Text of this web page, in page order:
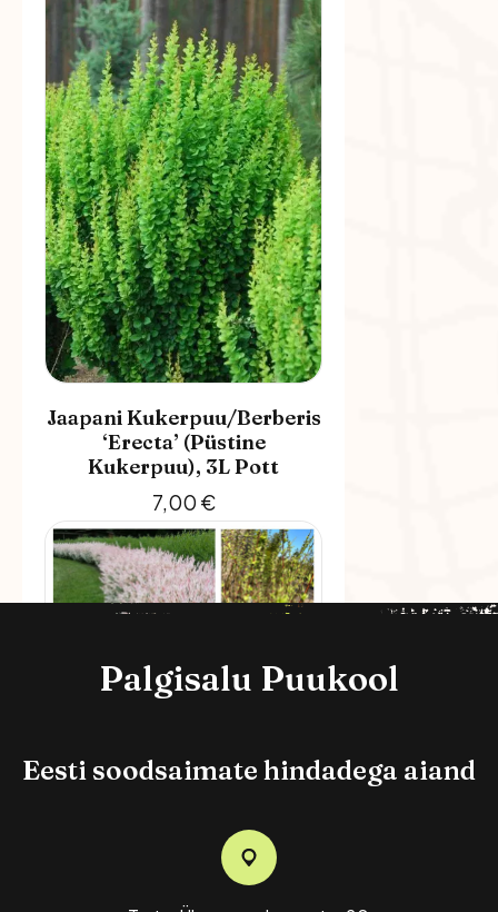
Jaapani Kukerpuu/berberis
‘Erecta’ (püstine
Kukerpuu), 3L Pott
7,00 €
Terveservaline Paju
Hakuro- Nishiki
Palgisalu Puukool
Eesti soodsaimate hindadega aiand